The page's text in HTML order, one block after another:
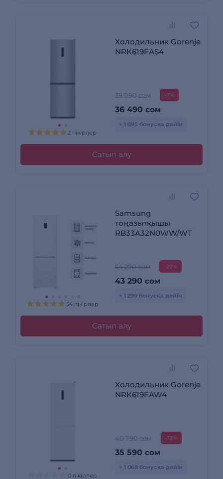
2 пікірлер
Холодильник Gorenje
NRK619FAS4
39 090 сом -7%
36 490 сом
+ 1 095 бонусқа дейін
Сатып алу
34 пікірлер
Samsung
тоңазытқышы
RB33A32N0WW/WT
54 290 сом -20%
43 290 сом
+ 1 299 бонусқа дейін
Сатып алу
0 пікірлер
Холодильник Gorenje
NRK619FAW4
40 790 сом -13%
35 590 сом
+ 1 068 бонусқа дейін